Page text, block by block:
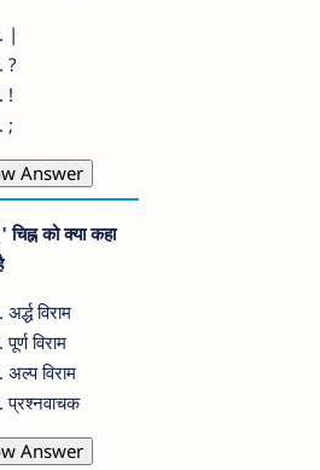
|
?
!
;
Answer
को क्या कहा
अर्द्ध विराम
पूर्ण विराम
अल्प विराम
प्रश्नवाचक
Answer